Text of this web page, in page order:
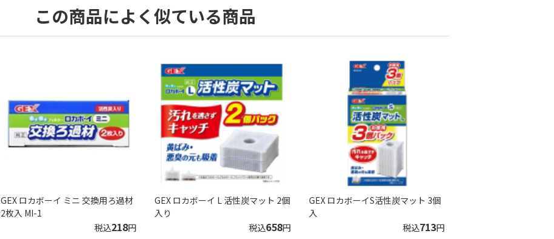
この商品によく似ている商品
GEX ロカボーイ ミニ 交換用ろ過材
2枚入 MI-1
税込218円
GEX ロカボーイ L 活性炭マット 2個
入り
税込658円
GEX ロカボーイS活性炭マット 3個
入
税込713円